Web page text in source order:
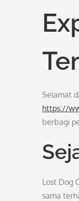
Selamat
https://
berbagi
Lost Dog
sama